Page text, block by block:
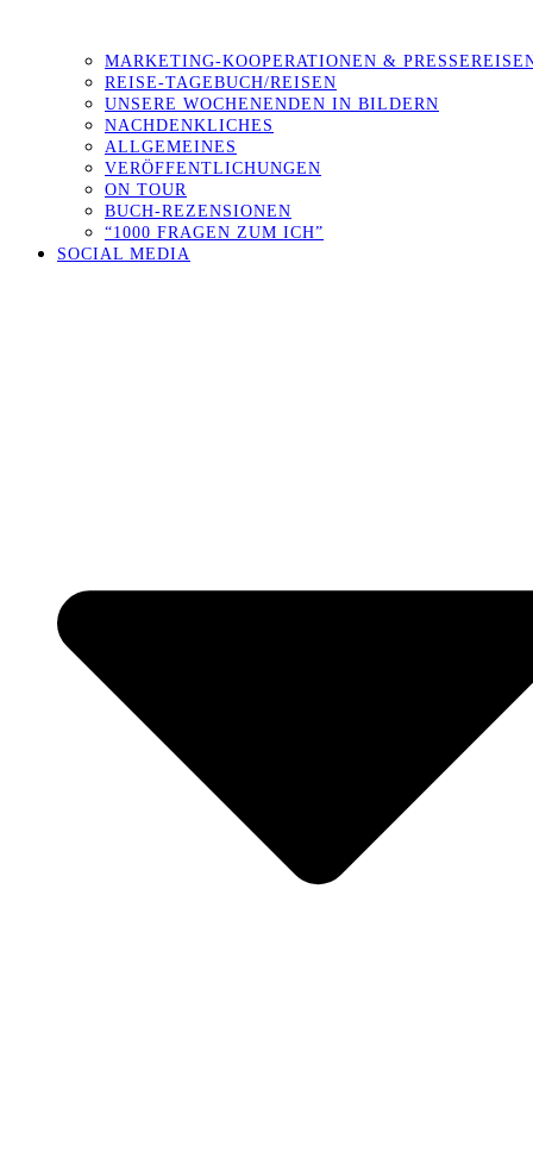
MARKETING-KOOPERATIONEN &
REISE-TAGEBUCH/REISEN
UNSERE WOCHENENDEN IN BILDERN
NACHDENKLICHES
ALLGEMEINES
VERÖFFENTLICHUNGEN
ON TOUR
BUCH-REZENSIONEN
“1000 FRAGEN ZUM ICH”
SOCIAL MEDIA